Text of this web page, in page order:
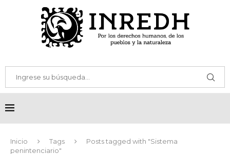
Inicio Tags
Posts tagged with "Sistema
penintenciario"